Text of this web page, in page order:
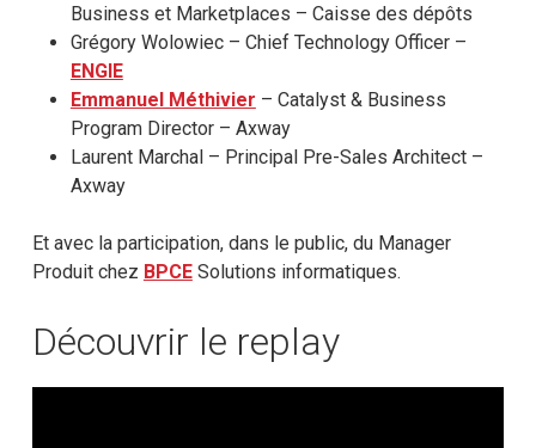
Business et Marketplaces – Caisse des dépôts
Grégory Wolowiec – Chief Technology Officer –
ENGIE
Emmanuel Méthivier – Catalyst & Business
Program Director – Axway
Laurent Marchal – Principal Pre-Sales Architect –
Axway
Et avec la participation, dans le public, du Manager
Produit chez BPCESolutions informatiques.
Découvrir le replay